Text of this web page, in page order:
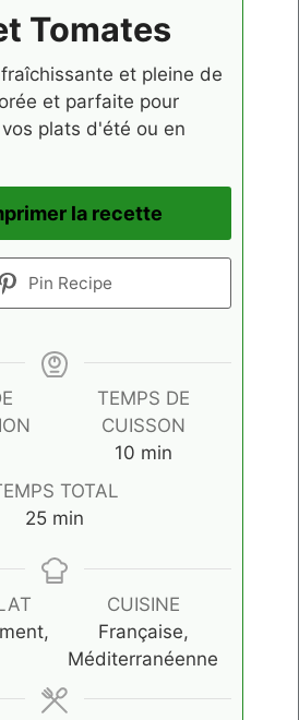
Tomates
et pleine de
et parfaite pour
plats d'été ou en
la recette
Pin Recipe
TEMPS DE
CUISSON
10minutes
min
TOTAL
25minutes
min
CUISINE
Française,
Méditerranéenne